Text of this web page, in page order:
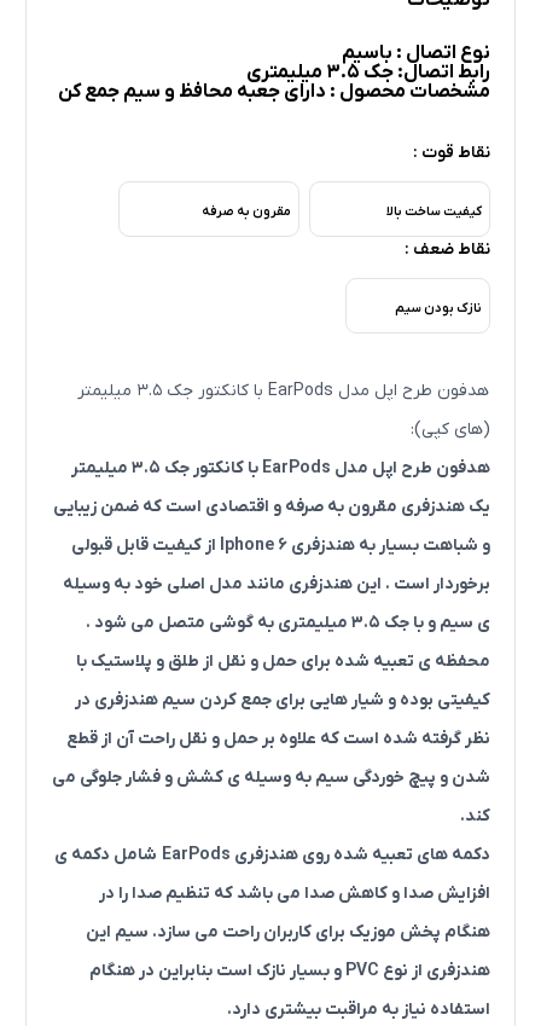
نوع اتصال : باسیم
رابط اتصال: جک 3.5 میلیمتری
مشخصات محصول : دارای جعبه محافظ و سیم جمع کن
نقاط قوت :
کیفیت ساخت بالا مقرون به صرفه
نقاط ضعف :
نازک بودن سیم
هدفون طرح اپل مدل EarPods با کانکتور جک 3.5 میلیمتر
(های کپی):
هدفون طرح اپل مدل EarPods با کانکتور جک 3.5 میلیمتر
یک هندزفری مقرون به صرفه و اقتصادی است که ضمن زیبایی
و شباهت بسیار به هندزفری Iphone 6 از کیفیت قابل قبولی
برخوردار است . این هندزفری مانند مدل اصلی خود به وسیله
ی سیم و با جک 3.5 میلیمتری به گوشی متصل می شود .
محفظه ی تعبیه شده برای حمل و نقل از طلق و پلاستیک با
کیفیتی بوده و شیار هایی برای جمع کردن سیم هندزفری در
نظر گرفته شده است که علاوه بر حمل و نقل راحت آن از قطع
شدن و پیچ خوردگی سیم به وسیله ی کشش و فشار جلوگی می
کند.
دکمه های تعبیه شده روی هندزفری EarPods
شامل دکمه ی
افزایش صدا و کاهش صدا می باشد که تنظیم صدا را در
هنگام پخش موزیک برای کاربران راحت می سازد. سیم این
هندزفری از نوع PVC و بسیار نازک است بنابراین در هنگام
استفاده نیاز به مراقبت بیشتری دارد.